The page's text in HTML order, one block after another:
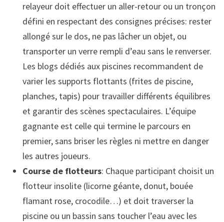
relayeur doit effectuer un aller-retour ou un tronçon
défini en respectant des consignes précises: rester
allongé sur le dos, ne pas lâcher un objet, ou
transporter un verre rempli d’eau sans le renverser.
Les blogs dédiés aux piscines recommandent de
varier les supports flottants (frites de piscine,
planches, tapis) pour travailler différents équilibres
et garantir des scènes spectaculaires. L’équipe
gagnante est celle qui termine le parcours en
premier, sans briser les règles ni mettre en danger
les autres joueurs.
Course de flotteurs: Chaque participant choisit un
flotteur insolite (licorne géante, donut, bouée
flamant rose, crocodile…) et doit traverser la
piscine ou un bassin sans toucher l’eau avec les